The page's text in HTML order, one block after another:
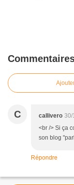
C callivero 30/
<br /> Si ça
son blog
Répondre